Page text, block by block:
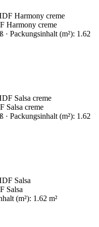
Harmony creme
· Packungsinhalt (m²): 1.62
Salsa creme
· Packungsinhalt (m²): 1.62
Salsa
(m²): 1.62 m²